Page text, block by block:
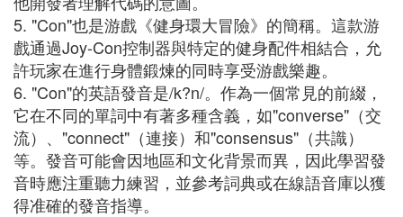
5. "Con"也是游戲《健身環大冒險》的簡稱。這款游
戲通過Joy-Con控制器與特定的健身配件相結合，允
許玩家在進行身體鍛煉的同時享受游戲樂趣。
6. "Con"的英語發音是/k?n/。作為一個常見的前綴，
它在不同的單詞中有著多種含義，如"converse"（交
流）、"connect"（連接）和"consensus"（共識）
等。發音可能會因地區和文化背景而異，因此學習發
音時應注重聽力練習，並參考詞典或在線語音庫以獲
得准確的發音指導。